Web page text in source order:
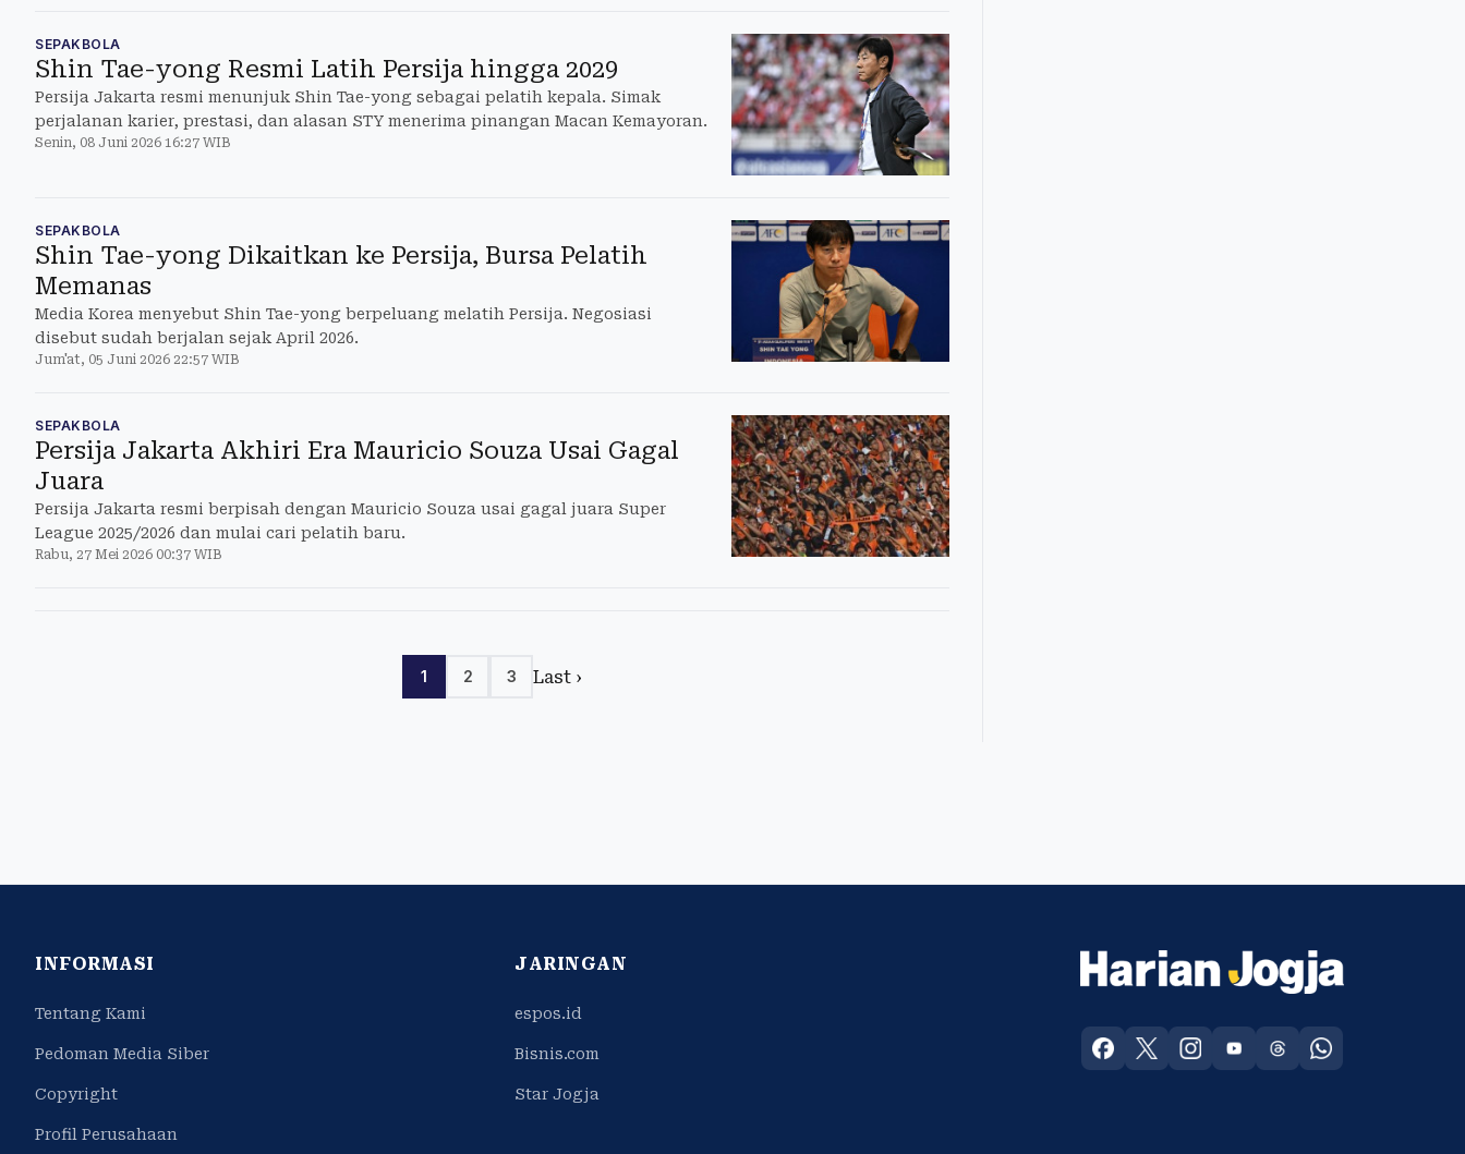
SEPAKBOLA
Shin Tae-yong Resmi Latih Persija hingga 2029
Persija Jakarta resmi menunjuk Shin Tae-yong sebagai pelatih kepala. Simak
perjalanan karier, prestasi, dan alasan STY menerima pinangan Macan Kemayoran.
Senin, 08 Juni 2026 16:27 WIB
SEPAKBOLA
Shin Tae-yong Dikaitkan ke Persija, Bursa Pelatih
Memanas
Media Korea menyebut Shin Tae-yong berpeluang melatih Persija. Negosiasi
disebut sudah berjalan sejak April 2026.
Jum'at, 05 Juni 2026 22:57 WIB
SEPAKBOLA
Persija Jakarta Akhiri Era Mauricio Souza Usai Gagal
Juara
Persija Jakarta resmi berpisah dengan Mauricio Souza usai gagal juara Super
League 2025/2026 dan mulai cari pelatih baru.
Rabu, 27 Mei 2026 00:37 WIB
1 2 3 Last ›
INFORMASI
Tentang Kami
Pedoman Media Siber
Copyright
Profil Perusahaan
JARINGAN
espos.id
Bisnis.com
Star Jogja